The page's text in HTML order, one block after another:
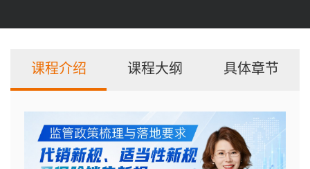
课程介绍 课程大纲 具体章节